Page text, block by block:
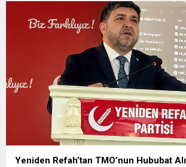
Yeniden Refah’tan TMO’nun Hububat